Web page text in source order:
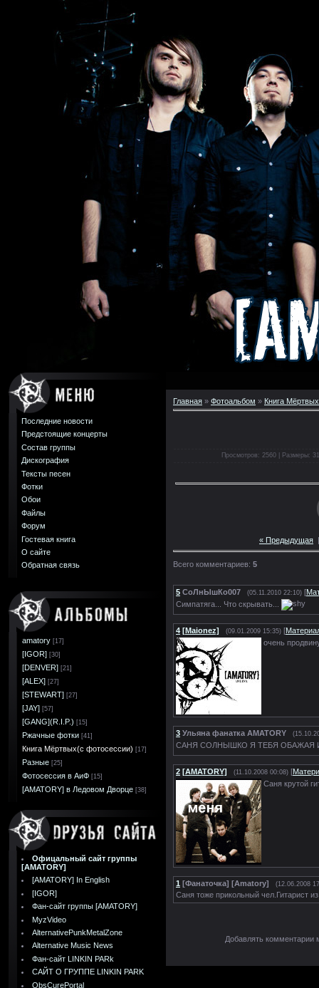
Последние новости
Предстоящие концерты
Состав группы
Дискография
Тексты песен
Фотки
Обои
Файлы
Форум
Гостевая книга
О сайте
Обратная связь
amatory [17]
[IGOR] [30]
[DENVER] [21]
[ALEX] [27]
[STEWART] [27]
[JAY] [57]
[GANG](R.I.P.) [15]
Ржачные фотки [41]
Книга Мёртвых(с фотосессии) [17]
Разные [25]
Фотосессия в АиФ [15]
[AMATORY] в Ледовом Дворце [38]
Офицальный сайт группы
[AMATORY]
[AMATORY] In English
[IGOR]
Фан-сайт группы [AMATORY]
MyzVideo
AlternativePunkMetalZone
Alternative Music News
Фан-сайт LINKIN PARk
САЙТ О ГРУППЕ LINKIN PARK
ObsCurePortal
Главная » Фотоальбом » Книга
Просмотров: 2560 | Размеры:
« Предыдущая
Всего комментариев: 5
5 СоЛнЫшКо007 (05.11.2010 22:10) [
Симпатяга... Что скрывать...
4 [Maionez] (09.01.2009 15:35) [
очень
3 Ульяна фанатка AMATORY
САНЯ СОЛНЫШКО Я ТЕБЯ ОБАЖАЯ
2 [AMATORY] (11.10.2008 00:08) [
Саня крутой
1 [Фанаточка] [Amatory] (12.06.2008
Саня тоже прикольный чел.Гитарист
Добавлять комментарии